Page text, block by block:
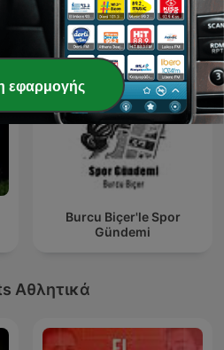
Burcu Biçer'le Spor
Gündemi
Αθλητικά
εφαρμογής